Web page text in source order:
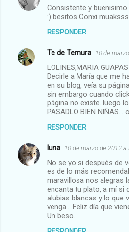
Consistente y
:) besitos Conxi muaksss
RESPONDER
Te de Ternura 10 de
LOLINES,MARIA
Decirle a María que me
en su blog, veía su
sin embargo cuando
página no existe. luego
PASADLO BIEN NIÑAS...
RESPONDER
luna 10 de marzo de 2012 a
No se yo si después de
es de lo más
maravillosa nos alegras
encanta tu plato, a mí si
alubias blancas y lo que
venga... Feliz día que
Un beso.